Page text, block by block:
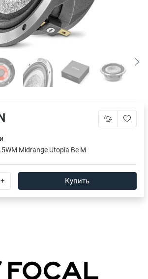
Midrange Utopia Be M
+ Купить